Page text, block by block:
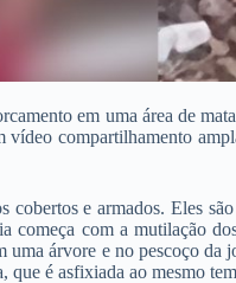
em uma área de
compartilhamento
e armados. Eles
com a mutilação
uma árvore e no pescoço
que é asfixiada ao mesmo